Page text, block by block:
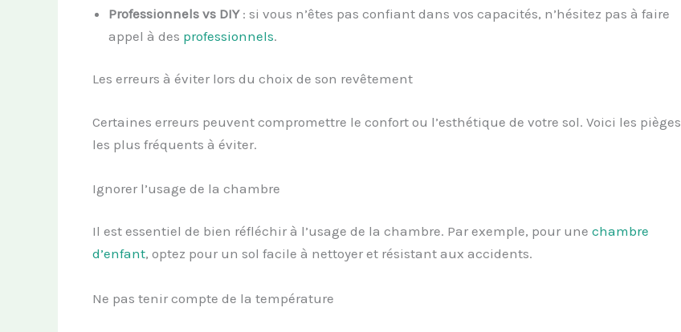
Professionnels vs DIY: si vous n’êtes pas confiant dans vos capacités, n’hésitez pas à faire
appel à des professionnels.
Les erreurs à éviter lors du choix de son revêtement
Certaines erreurs peuvent compromettre le confort ou l’esthétique de votre sol. Voici les pièges
les plus fréquents à éviter.
Ignorer l’usage de la chambre
Il est essentiel de bien réfléchir à l’usage de la chambre. Par exemple, pour une chambre
d’enfant, optez pour un sol facile à nettoyer et résistant aux accidents.
Ne pas tenir compte de la température